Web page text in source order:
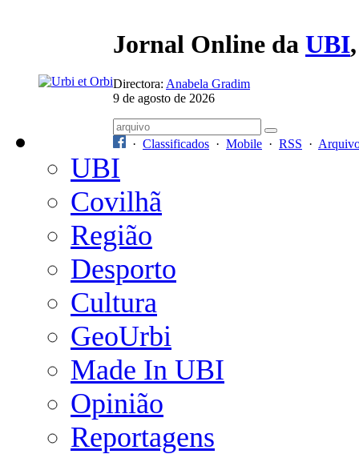
Jornal Online da UBI
Directora: Anabela Gradim
9 de agosto de 2026
· Classificados · Mobile · RSS ·
UBI
Covilhã
Região
Desporto
Cultura
GeoUrbi
Made In UBI
Opinião
Reportagens